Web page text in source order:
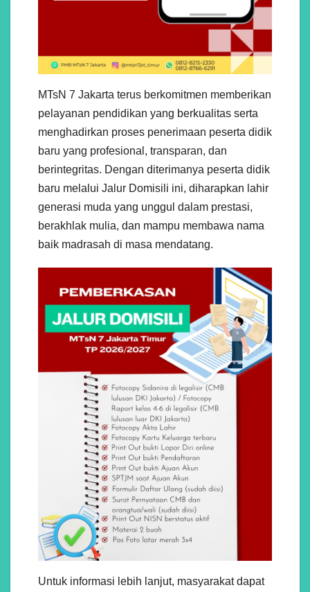
MTsN 7 Jakarta terus berkomitmen memberikan
pelayanan pendidikan yang berkualitas serta
menghadirkan proses penerimaan peserta didik
baru yang profesional, transparan, dan
berintegritas. Dengan diterimanya peserta didik
baru melalui Jalur Domisili ini, diharapkan lahir
generasi muda yang unggul dalam prestasi,
berakhlak mulia, dan mampu membawa nama
baik madrasah di masa mendatang.
Untuk informasi lebih lanjut, masyarakat dapat